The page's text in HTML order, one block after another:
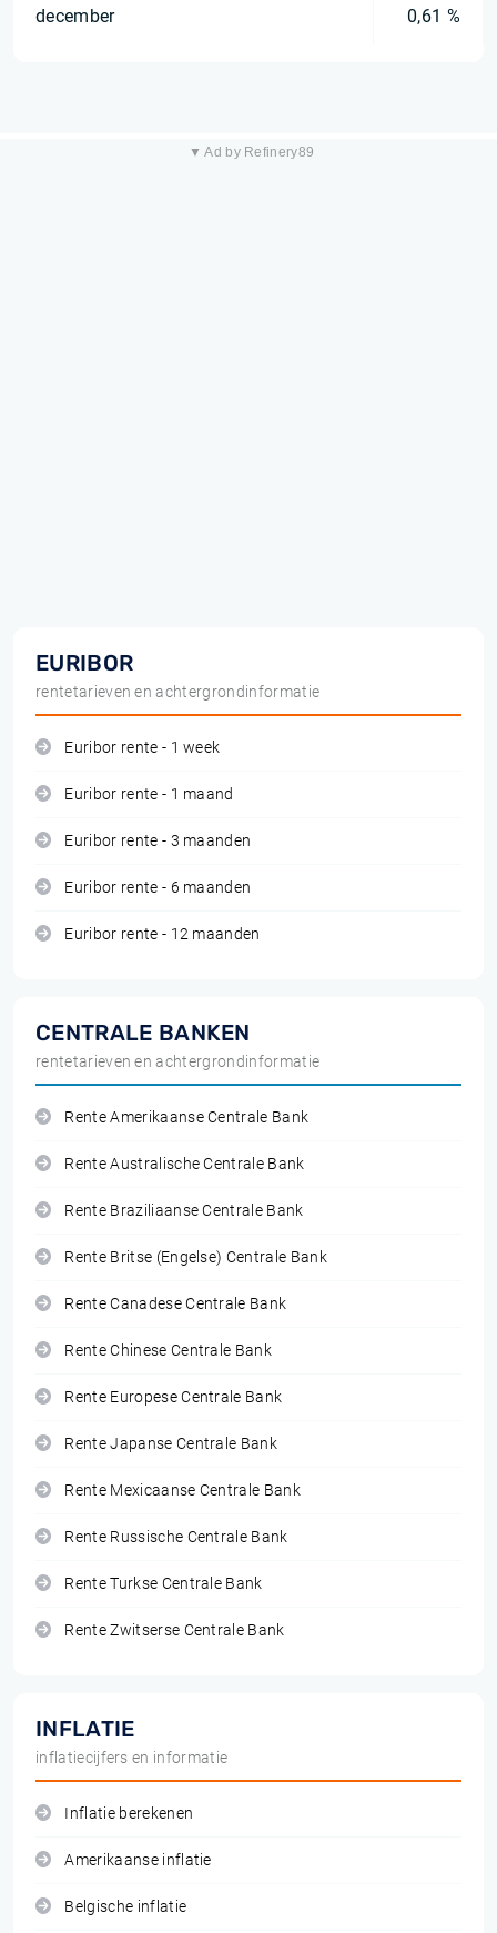
december 0,61 %
▼ Ad by Refinery89
EURIBOR
rentetarieven en achtergrondinformatie
Euribor rente - 1 week
Euribor rente - 1 maand
Euribor rente - 3 maanden
Euribor rente - 6 maanden
Euribor rente - 12 maanden
CENTRALE BANKEN
rentetarieven en achtergrondinformatie
Rente Amerikaanse Centrale Bank
Rente Australische Centrale Bank
Rente Braziliaanse Centrale Bank
Rente Britse (Engelse) Centrale Bank
Rente Canadese Centrale Bank
Rente Chinese Centrale Bank
Rente Europese Centrale Bank
Rente Japanse Centrale Bank
Rente Mexicaanse Centrale Bank
Rente Russische Centrale Bank
Rente Turkse Centrale Bank
Rente Zwitserse Centrale Bank
INFLATIE
inflatiecijfers en informatie
Inflatie berekenen
Amerikaanse inflatie
Belgische inflatie